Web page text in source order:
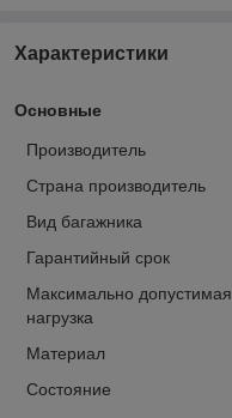
Характеристики
Основные
Производитель
Страна производитель
Вид багажника
Гарантийный срок
Максимально допустимая
нагрузка
Материал
Состояние